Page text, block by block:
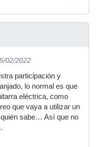
02/2022
participación y
lo normal es que
eléctrica, como
que vaya a utilizar un
sabe… Así que no